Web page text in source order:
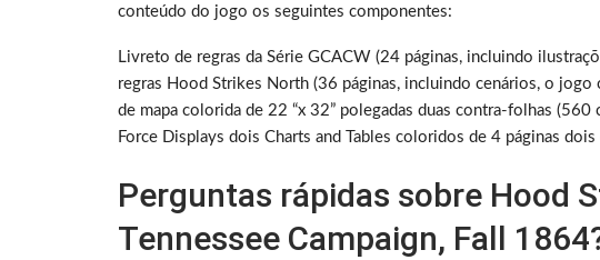
conteúdo do jogo os seguintes componentes:
Livreto de regras da Série GCACW (24 páginas, incluindo
regras Hood Strikes North (36 páginas, incluindo cenários, o
de mapa colorida de 22 “x 32” polegadas duas contra-folhas
Force Displays dois Charts and Tables coloridos de 4 páginas
Perguntas rápidas sobre Hood
Tennessee Campaign, Fall